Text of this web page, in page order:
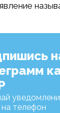
на телефон